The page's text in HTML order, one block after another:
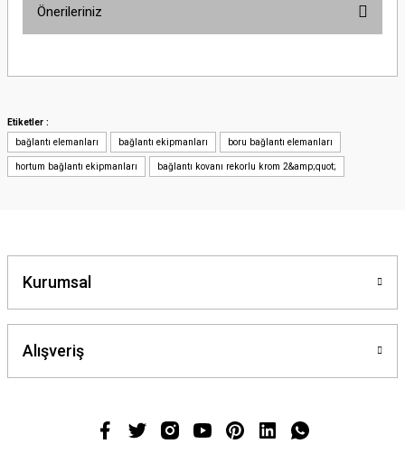
Önerileriniz
yetersiz gördüğünüz noktaları öneri formunu kullanarak tarafımıza
Ürün resmi kalitesiz, bozuk veya görüntülenemiyor.
Ürün açıklamasında eksik bilgiler bulunuyor.
Bu ürüne benzer farklı alternatifler olmalı.
Etiketler :
bağlantı elemanları
bağlantı ekipmanları boru bağlantı elemanları
hortum bağlantı ekipmanları bağlantı kovanı rekorlu krom 2&amp;quot;
Kurumsal
Alışveriş